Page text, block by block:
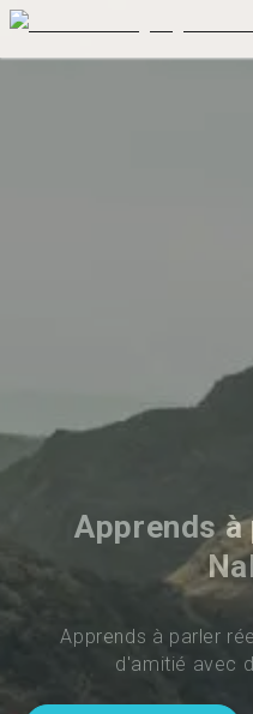
Apprends
Apprends à parler
d'amitié avec